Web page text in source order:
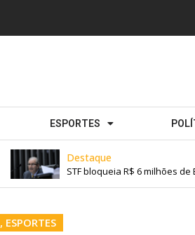
ESPORTES
Destaque
STF bloqueia R$ 6 milhões de
, ESPORTES